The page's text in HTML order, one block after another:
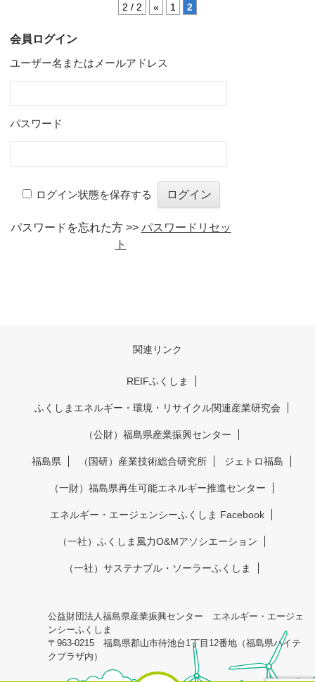
2 / 2 « 1 2
会員ログイン
ユーザー名またはメールアドレス
パスワード
ログイン状態を保存する
パスワードを忘れた方 >> パスワードリセッ
ト
関連リンク
REIFふくしま
ふくしまエネルギー・環境・リサイクル関連産業研究会
（公財）福島県産業振興センター
福島県 （国研）産業技術総合研究所 ジェトロ福島
（一財）福島県再生可能エネルギー推進センター
エネルギー・エージェンシーふくしま Facebook
（一社）ふくしま風力O&Mアソシエーション
（一社）サステナブル・ソーラーふくしま
公益財団法人福島県産業振興センター エネルギー・エージェ
ンシーふくしま
〒963-0215 福島県郡山市待池台1丁目12番地（福島県ハイテ
クプラザ内）